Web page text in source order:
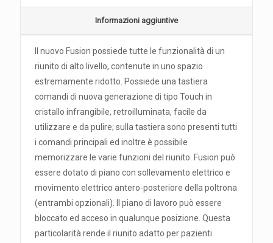
Informazioni aggiuntive
Il nuovo Fusion possiede tutte le funzionalità di un
riunito di alto livello, contenute in uno spazio
estremamente ridotto. Possiede una tastiera
comandi di nuova generazione di tipo Touch in
cristallo infrangibile, retroilluminata, facile da
utilizzare e da pulire; sulla tastiera sono presenti tutti
i comandi principali ed inoltre è possibile
memorizzare le varie funzioni del riunito. Fusion può
essere dotato di piano con sollevamento elettrico e
movimento elettrico antero-posteriore della poltrona
(entrambi opzionali). Il piano di lavoro può essere
bloccato ed acceso in qualunque posizione. Questa
particolarità rende il riunito adatto per pazienti